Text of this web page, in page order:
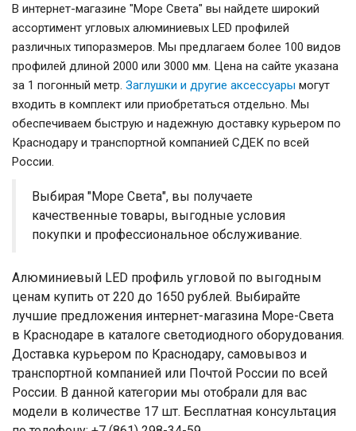
В интернет-магазине "Море Света" вы найдете широкий
ассортимент угловых алюминиевых LED профилей
различных типоразмеров. Мы предлагаем более 100 видов
профилей длиной 2000 или 3000 мм. Цена на сайте указана
за 1 погонный метр. Заглушки и другие аксессуары могут
входить в комплект или приобретаться отдельно. Мы
обеспечиваем быструю и надежную доставку курьером по
Краснодару и транспортной компанией СДЕК по всей
России.
Выбирая "Море Света", вы получаете
качественные товары, выгодные условия
покупки и профессиональное обслуживание.
Алюминиевый LED профиль угловой по выгодным
ценам купить от 220 до 1650 рублей. Выбирайте
лучшие предложения интернет-магазина Море-Света
в Краснодаре в каталоге светодиодного оборудования.
Доставка курьером по Краснодару, самовывоз и
транспортной компанией или Почтой России по всей
России. В данной категории мы отобрали для вас
модели в количестве 17 шт. Бесплатная консультация